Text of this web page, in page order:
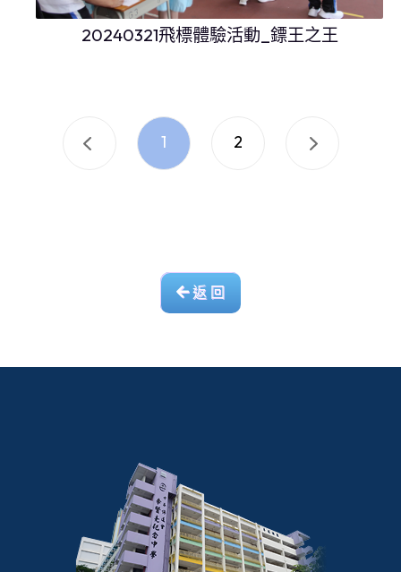
20240321飛標體驗活動_鏢王之王
1 2
返 回